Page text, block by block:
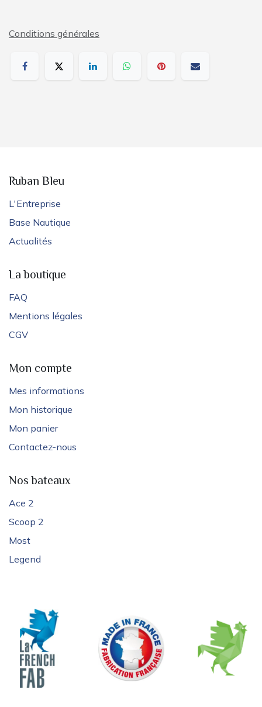
Conditions générales
Ruban Bleu
L'Entreprise
Base Nautique
Actualités
La boutique
FAQ
Mentions légales
CGV
Mon compte
Mes informations
Mon historique
Mon panier
Contactez-nous
Nos bateaux
Ace 2
Scoop 2
Most
Legend